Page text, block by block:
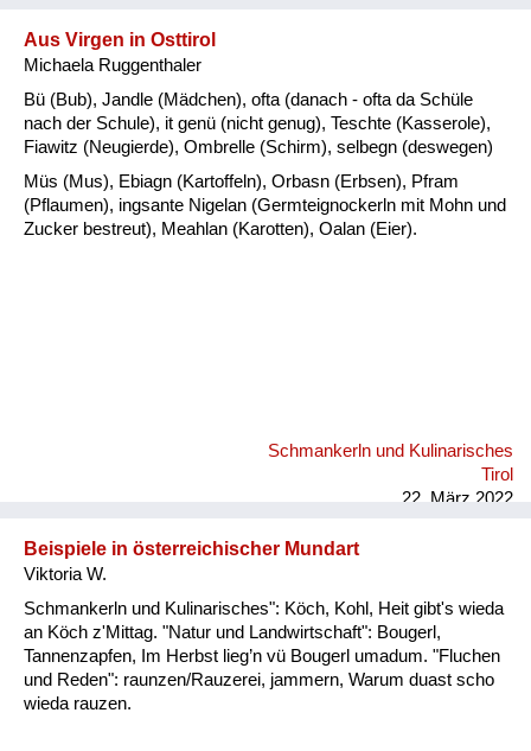
Aus Virgen in Osttirol
Michaela Ruggenthaler
Bü (Bub), Jandle (Mädchen), ofta (danach - ofta da Schüle
nach der Schule), it genü (nicht genug), Teschte (Kasserole),
Fiawitz (Neugierde), Ombrelle (Schirm), selbegn (deswegen)
Müs (Mus), Ebiagn (Kartoffeln), Orbasn (Erbsen), Pfram
(Pflaumen), ingsante Nigelan (Germteignockerln mit Mohn und
Zucker bestreut), Meahlan (Karotten), Oalan (Eier).
Schmankerln und Kulinarisches
Tirol
22. März 2022
Beispiele in österreichischer Mundart
Viktoria W.
Schmankerln und Kulinarisches": Köch, Kohl, Heit gibt's wieda
an Köch z'Mittag. "Natur und Landwirtschaft": Bougerl,
Tannenzapfen, Im Herbst lieg’n vü Bougerl umadum. "Fluchen
und Reden": raunzen/Rauzerei, jammern, Warum duast scho
wieda rauzen.